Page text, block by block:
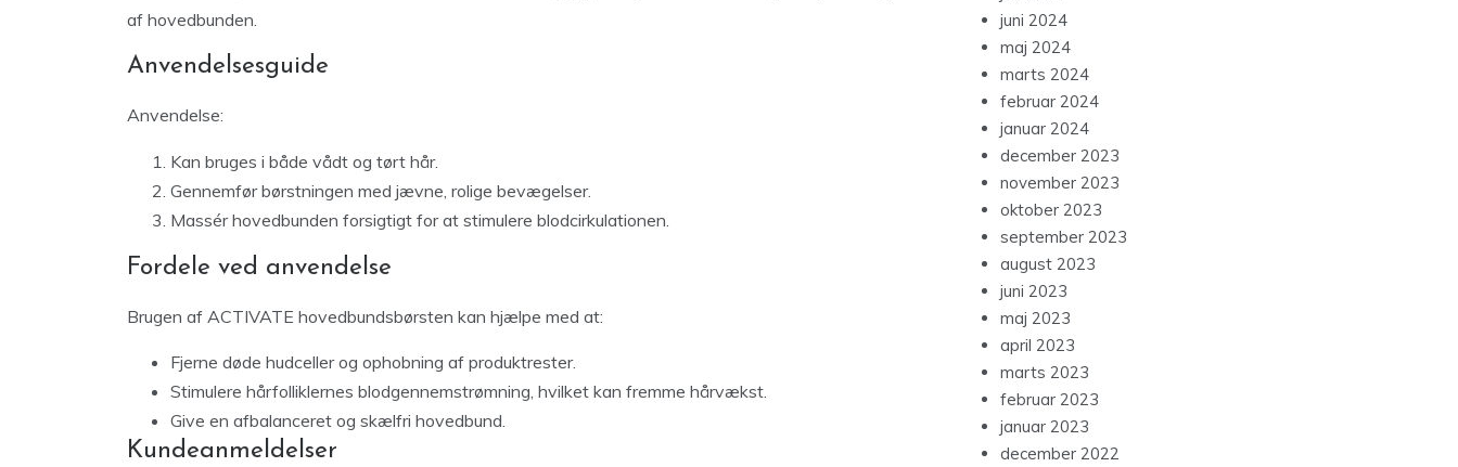
af hovedbunden.
Anvendelsesguide
Anvendelse:
Kan bruges i både vådt og tørt hår.
Gennemfør børstningen med jævne, rolige bevægelser.
Massér hovedbunden forsigtigt for at stimulere blodcirkulationen.
Fordele ved anvendelse
Brugen af ACTIVATE hovedbundsbørsten kan hjælpe med at:
Fjerne døde hudceller og ophobning af produktrester.
Stimulere hårfolliklernes blodgennemstrømning, hvilket kan fremme hårvækst.
Give en afbalanceret og skælfri hovedbund.
Kundeanmeldelser
juni 2024
maj 2024
marts 2024
februar 2024
januar 2024
december 2023
november 2023
oktober 2023
september 2023
august 2023
juni 2023
maj 2023
april 2023
marts 2023
februar 2023
januar 2023
december 2022